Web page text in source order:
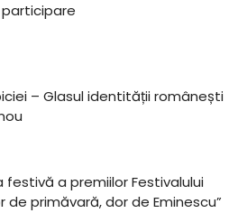
– Glasul identității românești
festivă a premiilor Festivalului
de primăvară, dor de Eminescu”